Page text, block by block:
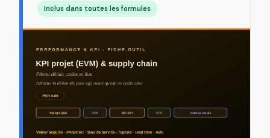
Inclus dans toutes les formules